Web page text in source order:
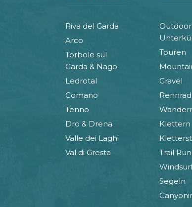
Riva del Garda
Arco
Torbole sul
Garda & Nago
Ledrotal
Comano
Tenno
Dro & Drena
Valle dei Laghi
Val di Gresta
Touren
Gravel
Rennrad
Klettern
Trail
Segeln